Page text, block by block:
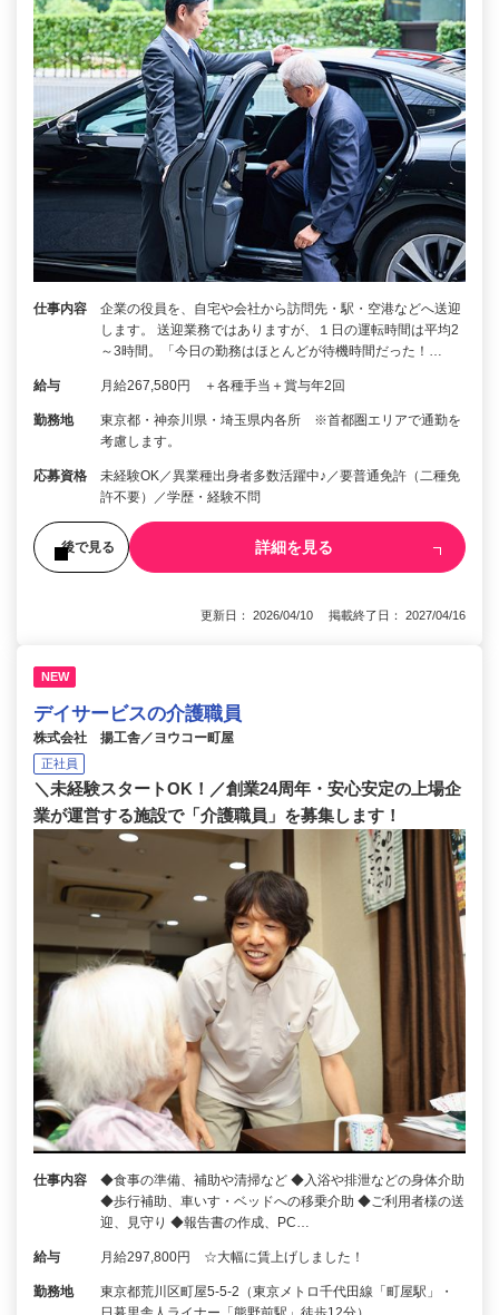
仕事内容
企業の役員を、自宅や会社から訪問先・駅・空港などへ送迎
します。 送迎業務ではありますが、１日の運転時間は平均2
～3時間。「今日の勤務はほとんどが待機時間だった！…
給与 月給267,580円 ＋各種手当＋賞与年2回
勤務地
東京都・神奈川県・埼玉県内各所 ※首都圏エリアで通勤を
考慮します。
応募資格
未経験OK／異業種出身者多数活躍中♪／要普通免許（二種免
許不要）／学歴・経験不問
後で見る 詳細を見る
更新日： 2026/04/10 掲載終了日： 2027/04/16
NEW
デイサービスの介護職員
株式会社 揚工舎／ヨウコー町屋
正社員
＼未経験スタートOK！／創業24周年・安心安定の上場企
業が運営する施設で「介護職員」を募集します！
仕事内容
◆食事の準備、補助や清掃など ◆入浴や排泄などの身体介助
◆歩行補助、車いす・ベッドへの移乗介助 ◆ご利用者様の送
迎、見守り ◆報告書の作成、PC…
給与 月給297,800円 ☆大幅に賃上げしました！
勤務地
東京都荒川区町屋5-5-2（東京メトロ千代田線「町屋駅」・